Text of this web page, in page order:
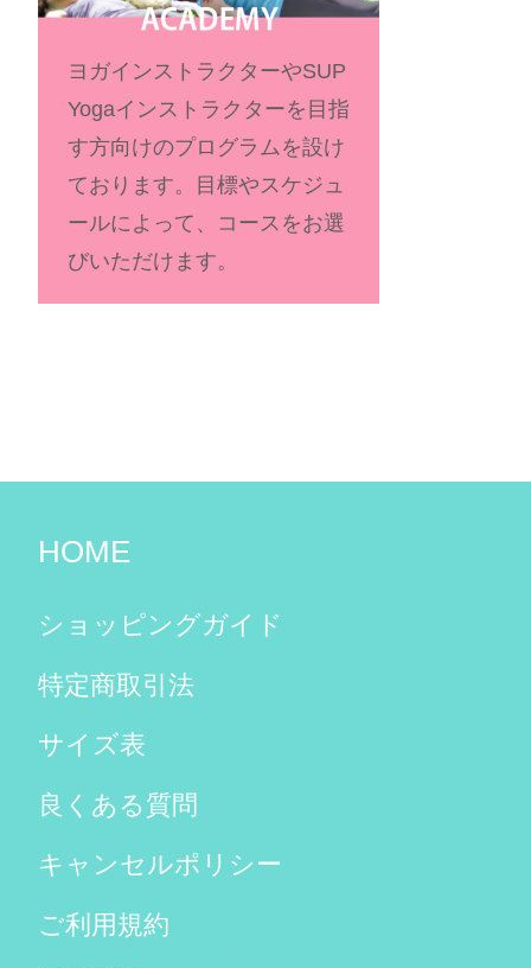
ヨガインストラクターやSUP
Yogaインストラクターを目指
す方向けのプログラムを設け
ております。目標やスケジュ
ールによって、コースをお選
びいただけます。
HOME
ショッピングガイド
特定商取引法
サイズ表
良くある質問
キャンセルポリシー
ご利用規約